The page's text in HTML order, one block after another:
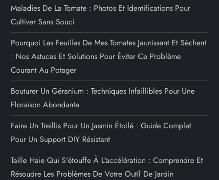
Maladies De La Tomate : Photos Et Identifications Pour
Cultiver Sans Souci
Pourquoi Les Feuilles De Mes Tomates Jaunissent Et Sèchent
: Nos Astuces Et Solutions Pour Éviter Ce Problème
Courant Au Potager
Bouturer Un Géranium : Techniques Infaillibles Pour Une
Floraison Abondante
Faire Un Treillis Pour Un Jasmin Étoilé : Guide Complet
Pour Un Support DIY Résistant
Taille Haie Qui S'étouffe À L'accélération : Comprendre Et
Résoudre Les Problèmes De Votre Outil De Jardin